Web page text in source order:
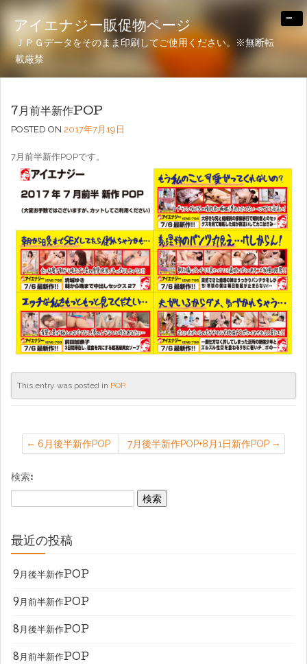
アイエナジー販促物ページ
ＪＰＧデータをそのまま印刷してご使用ください。※無断転
載厳禁
-
7月前半新作POP
POSTED ON 2017年7月19日
7月前半新作POPです。
This entry was posted in POP.
6月後半新作POP 7月後半新作POP+8月1日新作POP
検索:
最近の投稿
9月後半新作POP
9月前半新作POP
8月後半新作POP
8月前半新作POP